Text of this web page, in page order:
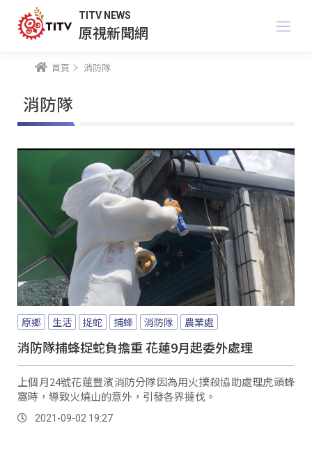
TITV NEWS
原視新聞網
首頁 消防隊
消防隊
原鄉 生活 捉蛇 捕蜂 消防隊 農業處
消防隊捕蜂捉蛇負擔重 花蓮9月起委外處理
上個月24號花蓮豐濱消防分隊因為用火撲殺協助處理虎頭蜂
窩時，導致火燒山的意外，引發各界撻伐。
2021-09-02 19:27